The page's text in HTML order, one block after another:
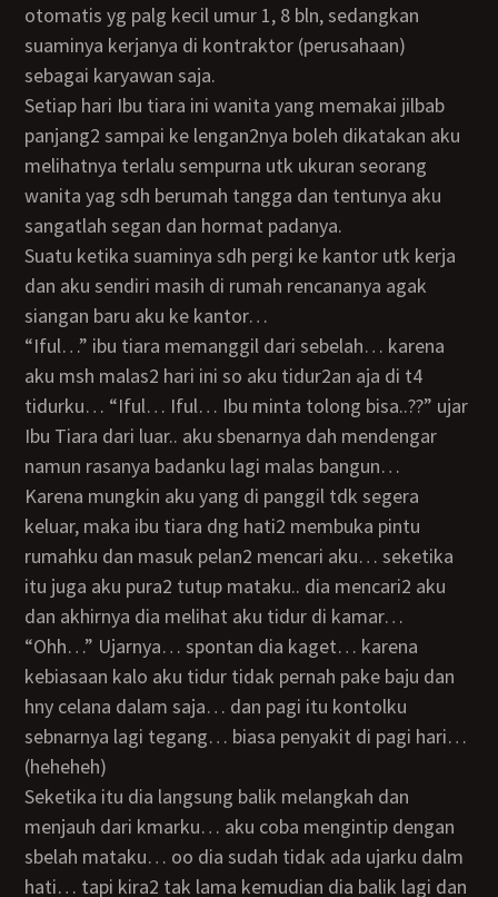
otomatis yg palg kecil umur 1, 8 bln, sedangkan
suaminya kerjanya di kontraktor (perusahaan)
sebagai karyawan saja.
Setiap hari Ibu tiara ini wanita yang memakai jilbab
panjang2 sampai ke lengan2nya boleh dikatakan aku
melihatnya terlalu sempurna utk ukuran seorang
wanita yag sdh berumah tangga dan tentunya aku
sangatlah segan dan hormat padanya.
Suatu ketika suaminya sdh pergi ke kantor utk kerja
dan aku sendiri masih di rumah rencananya agak
siangan baru aku ke kantor…
“Iful…” ibu tiara memanggil dari sebelah… karena
aku msh malas2 hari ini so aku tidur2an aja di t4
tidurku… “Iful… Iful… Ibu minta tolong bisa..??” ujar
Ibu Tiara dari luar.. aku sbenarnya dah mendengar
namun rasanya badanku lagi malas bangun…
karena mungkin aku yang di panggil tdk segera
keluar, maka ibu tiara dng hati2 membuka pintu
rumahku dan masuk pelan2 mencari aku… seketika
itu juga aku pura2 tutup mataku.. dia mencari2 aku
dan akhirnya dia melihat aku tidur di kamar…
“ohh…” Ujarnya… spontan dia kaget… karena
kebiasaan kalo aku tidur tidak pernah pake baju dan
hny celana dalam saja… dan pagi itu kontolku
sebnarnya lagi tegang… biasa penyakit di pagi hari…
(heheheh)
seketika itu dia langsung balik melangkah dan
menjauh dari kmarku… aku coba mengintip dengan
sbelah mataku… oo dia sudah tidak ada ujarku dalm
hati… tapi kira2 tak lama kemudian dia balik lagi dan